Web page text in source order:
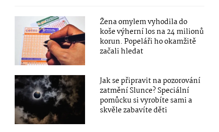
Žena omylem vyhodila do
koše výherní los na 24 milionů
korun. Popeláři ho okamžitě
začali hledat
Jak se připravit na pozorování
zatmění Slunce? Speciální
pomůcku si vyrobíte sami a
skvěle zabavíte děti